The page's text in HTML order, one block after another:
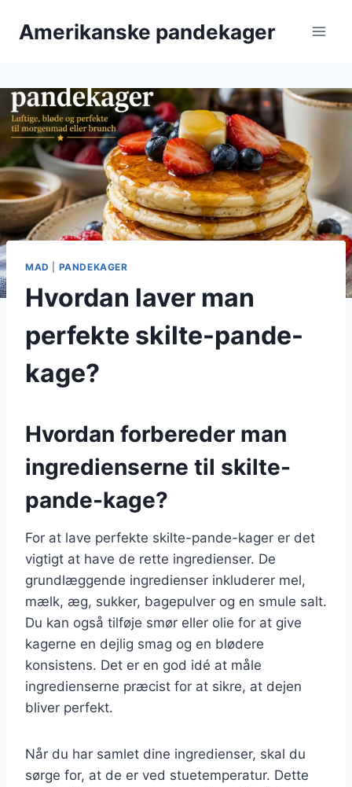
Amerikanske pandekager
MAD PANDEKAGER
Hvordan laver man
perfekte skilte-pande-
kage?
Hvordan forbereder man
ingredienserne til skilte-
pande-kage?
For at lave perfekte skilte-pande-kager er det
vigtigt at have de rette ingredienser. De
grundlæggende ingredienser inkluderer mel,
mælk, æg, sukker, bagepulver og en smule salt.
Du kan også tilføje smør eller olie for at give
kagerne en dejlig smag og en blødere
konsistens. Det er en god idé at måle
ingredienserne præcist for at sikre, at dejen
bliver perfekt.
Når du har samlet dine ingredienser, skal du
sørge for, at de er ved stuetemperatur. Dette